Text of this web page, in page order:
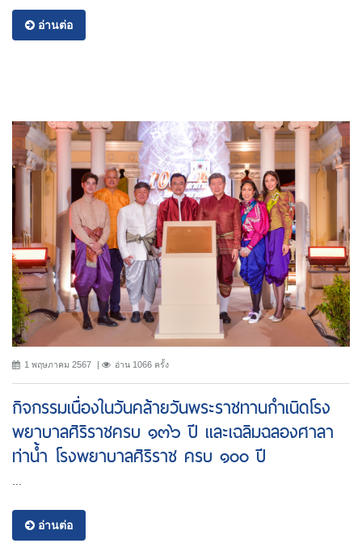
อ่านต่อ
1 พฤษภาคม 2567 อ่าน 1066 ครั้ง
กิจกรรมเนื่องในวันคล้ายวันพระราชทานกำเนิดโรง
พยาบาลศิริราชครบ ๑๓๖ ปี เเละเฉลิมฉลองศาลา
ท่าน้ำ โรงพยาบาลศิริราช ครบ ๑๐๐ ปี
...
อ่านต่อ